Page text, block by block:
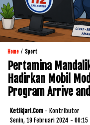
Home / Sport
Pertamina
Hadirkan Mobil
Program Arrive
Ketikjari.com - Kontributor
Senin, 19 Februari 2024 - 00:15